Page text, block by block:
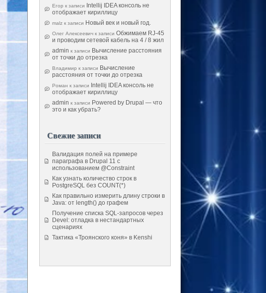
Егор к записи
Intellij IDEA консоль не
отображает кириллицу
malz к записи Новый век и новый год.
Олег Алексеевич к записи Обжимаем RJ-45
и проводим сетевой кабель на 4 / 8 жил
admin к записи Вычисление расстояния
от точки до отрезка
Владимир к записи Вычисление
расстояния от точки до отрезка
Роман к записи
Intellij IDEA консоль не
отображает кириллицу
admin к записи Powered by Drupal — что
это и как убрать?
Свежие записи
Валидация полей на примере
параграфа в Drupal 11 с
использованием @Constraint
Как узнать количество строк в
PostgreSQL без COUNT(*)
Как правильно измерить длину строки в
Java: от length() до графем
Получение списка SQL-запросов через
Devel: отладка в нестандартных
сценариях
Тактика «Троянского коня» в Kenshi